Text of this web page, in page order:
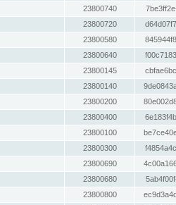
23800740
23800720
23800580
23800640
23800145
23800140
23800200
23800400
23800100
23800300
23800690
23800680
23800800